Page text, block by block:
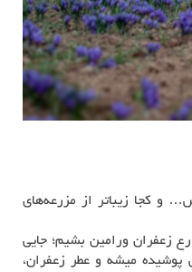
و کجا زیباتر از مزرعه‌های
زعفران ورامین بشیم؛ جایی
میشه و عطر زعفران،